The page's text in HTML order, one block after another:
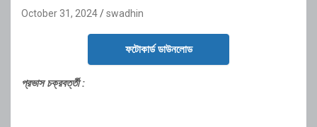
October 31, 2024 swadhin
ফটোকার্ড ডাউনলোড
প্রভাস চক্রবর্ত্তী :